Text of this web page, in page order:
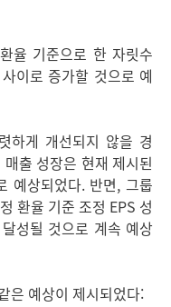
율 기준으로 한 자릿수
이로 증가할 것으로 예
하게 개선되지 않을 경
출 성장은 현재 제시된
예상되었다. 반면, 그룹
환율 기준 조정 EPS 성
성될 것으로 계속 예상
은 예상이 제시되었다: